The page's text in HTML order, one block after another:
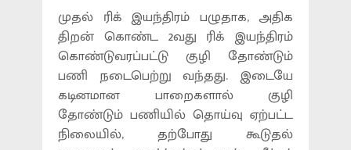
முதல் ரிக் இயந்திரம் பழுதாக, அதிக
திறன் கொண்ட 2வது ரிக் இயந்திரம்
கொண்டுவரப்பட்டு குழி தோண்டும்
பணி நடைபெற்று வந்தது. இடையே
கடினமான பாறைகளால் குழி
தோண்டும் பணியில் தொய்வு ஏற்பட்ட
நிலையில், தற்போது கூடுதல்